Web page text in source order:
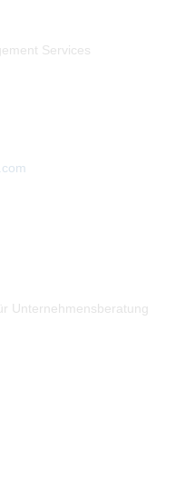
Services
Unternehmensberatung